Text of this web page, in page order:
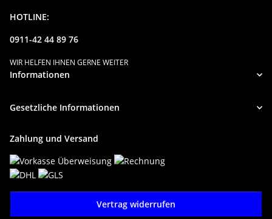
HOTLINE:
0911-42 44 89 76
WIR HELFEN IHNEN GERNE WEITER
Informationen
Gesetzliche Informationen
Zahlung und Versand
Vertrag widerrufen